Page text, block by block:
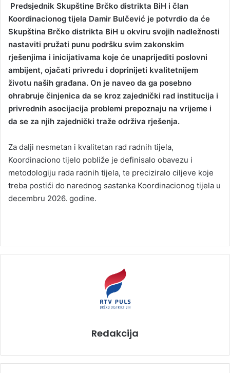
Predsjednik Skupštine Brčko distrikta BiH i član
Koordinacionog tijela Damir Bulčević je potvrdio da će
Skupština Brčko distrikta BiH u okviru svojih nadležnosti
nastaviti pružati punu podršku svim zakonskim
rješenjima i inicijativama koje će unaprijediti poslovni
ambijent, ojačati privredu i doprinijeti kvalitetnijem
životu naših građana. On je naveo da ga posebno
ohrabruje činjenica da se kroz zajednički rad institucija i
privrednih asocijacija problemi prepoznaju na vrijeme i
da se za njih zajednički traže održiva rješenja.
Za dalji nesmetan i kvalitetan rad radnih tijela,
Koordinaciono tijelo pobliže je definisalo obavezu i
metodologiju rada radnih tijela, te preciziralo ciljeve koje
treba postići do narednog sastanka Koordinacionog tijela u
decembru 2026. godine.
Redakcija